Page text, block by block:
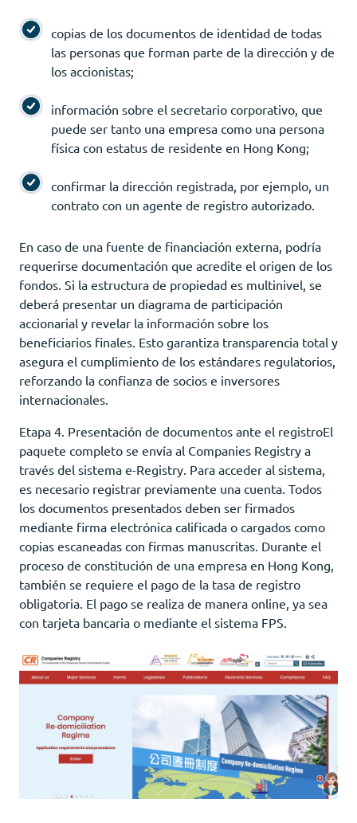
copias de los documentos de identidad de todas
las personas que forman parte de la dirección y de
los accionistas;
información sobre el secretario corporativo, que
puede ser tanto una empresa como una persona
física con estatus de residente en Hong Kong;
confirmar la dirección registrada, por ejemplo, un
contrato con un agente de registro autorizado.
En caso de una fuente de financiación externa, podría
requerirse documentación que acredite el origen de los
fondos. Si la estructura de propiedad es multinivel, se
deberá presentar un diagrama de participación
accionarial y revelar la información sobre los
beneficiarios finales. Esto garantiza transparencia total y
asegura el cumplimiento de los estándares regulatorios,
reforzando la confianza de socios e inversores
internacionales.
Etapa 4. Presentación de documentos ante el registroEl
paquete completo se envía al Companies Registry a
través del sistema e-Registry. Para acceder al sistema,
es necesario registrar previamente una cuenta. Todos
los documentos presentados deben ser firmados
mediante firma electrónica calificada o cargados como
copias escaneadas con firmas manuscritas. Durante el
proceso de constitución de una empresa en Hong Kong,
también se requiere el pago de la tasa de registro
obligatoria. El pago se realiza de manera online, ya sea
con tarjeta bancaria o mediante el sistema FPS.